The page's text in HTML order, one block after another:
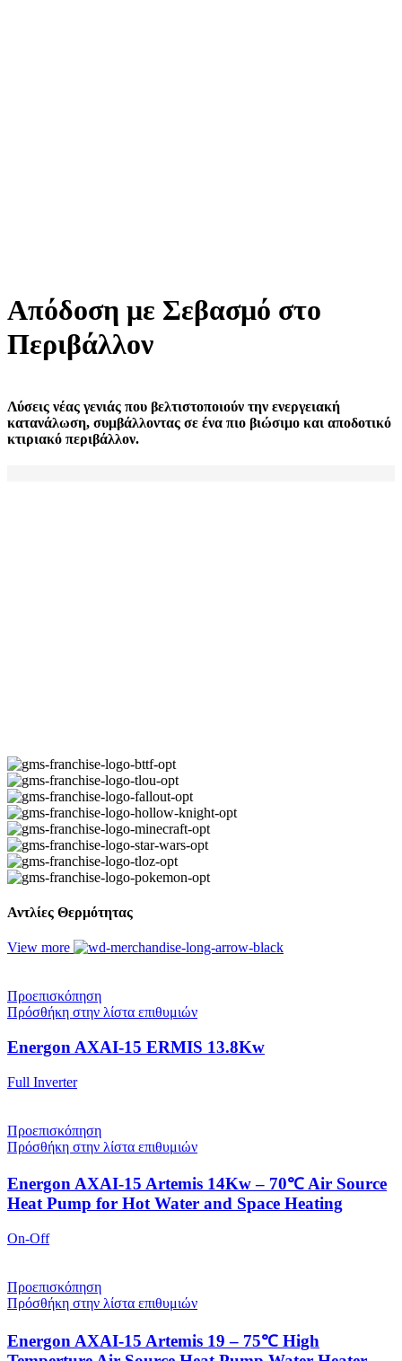
Απόδοση με Σεβασμό στο
Περιβάλλον
Λύσεις νέας γενιάς που βελτιστοποιούν την ενεργειακή
κατανάλωση, συμβάλλοντας σε ένα πιο βιώσιμο και αποδοτικό
κτιριακό περιβάλλον.
Αντλίες Θερμότητας
View more
Προεπισκόπηση
Πρόσθήκη στην λίστα επιθυμιών
Energon AXAI-15 ERMIS 13.8Kw
Full Inverter
Προεπισκόπηση
Πρόσθήκη στην λίστα επιθυμιών
Energon AXAI-15 Artemis 14Kw – 70℃ Air Source
Heat Pump for Hot Water and Space Heating
On-Off
Προεπισκόπηση
Πρόσθήκη στην λίστα επιθυμιών
Energon AXAI-15 Artemis 19 – 75℃ High